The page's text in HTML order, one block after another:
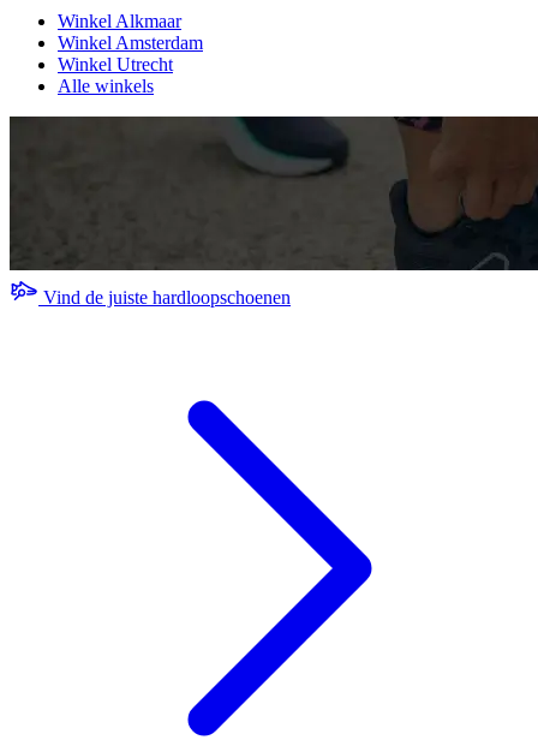
Winkel Alkmaar
Winkel Amsterdam
Winkel Utrecht
Alle winkels
Vind de juiste hardloopschoenen